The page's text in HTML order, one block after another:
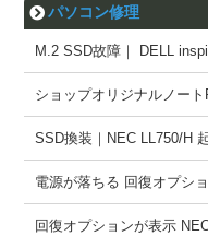
パソコン修理
M.2 SSD故障｜ DELL
ショップオリジナルノー
SSD換装｜NEC LL750/H
電源が落ちる 回復オプシ
回復オプションが表示